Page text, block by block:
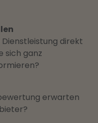
Dienstleistung direkt
sich ganz
erwarten